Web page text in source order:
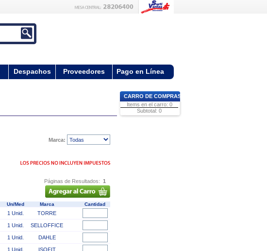
Despachos Proveedores Pago en Línea
Marca:
Páginas de Resultados: 1
Un/Med Marca Cantidad
1 Unid. TORRE
1 Unid. SELLOFFICE
1 Unid. DAHLE
1 Unid. ISOFIT
CARRO DE COMPRAS
Items en el carro: 0
Subtotal: 0